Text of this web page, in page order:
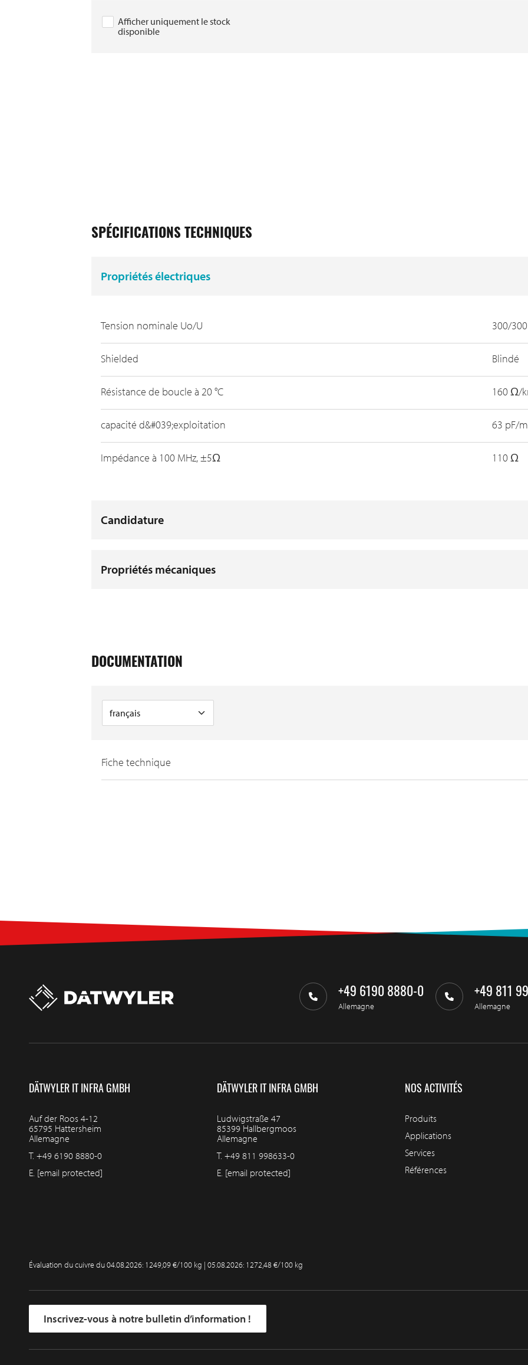
Afficher uniquement le stock
disponible
SPÉCIFICATIONS TECHNIQUES
Propriétés électriques
Tension nominale Uo/U 300/
Shielded Blindé
Résistance de boucle à 20 °C 160 Ω/
capacité d&#039;exploitation 63 pF/m
Impédance à 100 MHz, ±5Ω 110 Ω
Candidature
Propriétés mécaniques
DOCUMENTATION
Fiche technique
+49 6190 8880-0
Allemagne
+49 811
Allemagne
DÄTWYLER IT INFRA GMBH
Auf der Roos 4-12
65795 Hattersheim
Allemagne
T. +49 6190 8880-0
E. [email protected]
DÄTWYLER IT INFRA GMBH
Ludwigstraße 47
85399 Hallbergmoos
Allemagne
T. +49 811 998633-0
E. [email protected]
NOS ACTIVITÉS
Produits
Applications
Services
Références
Évaluation du cuivre du04.08.2026: 1249,09 €/100 kg | 05.08.2026: 1272,48 €/100 kg
Inscrivez-vous à notre bulletin d’information !